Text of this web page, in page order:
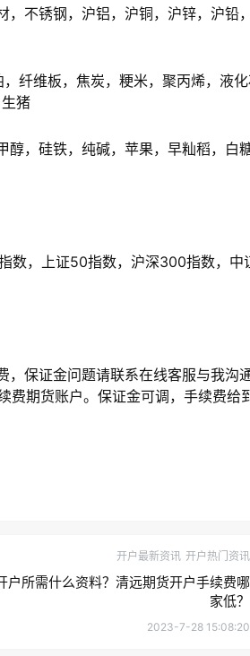
不锈钢，沪铝，沪铜，沪锌，沪铅
纤维板，焦炭，粳米，聚丙烯，液化
猪
，硅铁，纯碱，苹果，早籼稻，白糖
，上证50指数，沪深300指数，中
保证金问题请联系在线客服与我沟通
费期货账户。保证金可调，手续费给
开户最新资讯 开户热门资讯
户所需什么资料？清远期货开户手续费哪
家低？
2023-7-28 15:08:20